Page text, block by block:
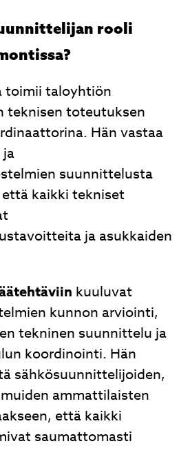
rooli
toimii taloyhtiön
teknisen toteutuksen
Hän vastaa
suunnittelusta
kaikki tekniset
ja asukkaiden
kuuluvat
kunnon arviointi,
tekninen suunnittelu ja
koordinointi. Hän
sähkösuunnittelijoiden,
ammattilaisten
että kaikki
saumattomasti